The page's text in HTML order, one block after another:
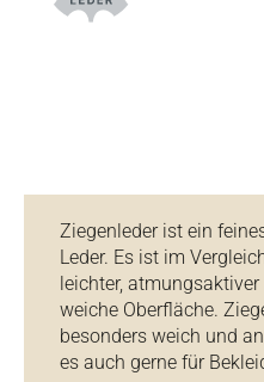
Ziegenleder ist ein
Leder. Es ist im
leichter,
weiche Oberfläche.
besonders weich und
es auch gerne für